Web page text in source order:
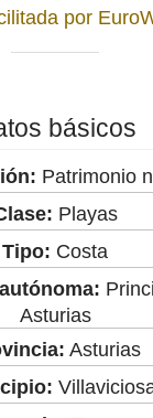
por
básicos
Patrimonio
Playas
Tipo: Costa
Asturias
Asturias